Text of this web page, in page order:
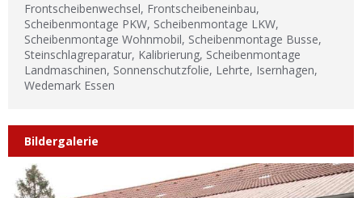
Frontscheibenwechsel, Frontscheibeneinbau,
Scheibenmontage PKW, Scheibenmontage LKW,
Scheibenmontage Wohnmobil, Scheibenmontage Busse,
Steinschlagreparatur, Kalibrierung, Scheibenmontage
Landmaschinen, Sonnenschutzfolie, Lehrte, Isernhagen,
Wedemark Essen
Bildergalerie